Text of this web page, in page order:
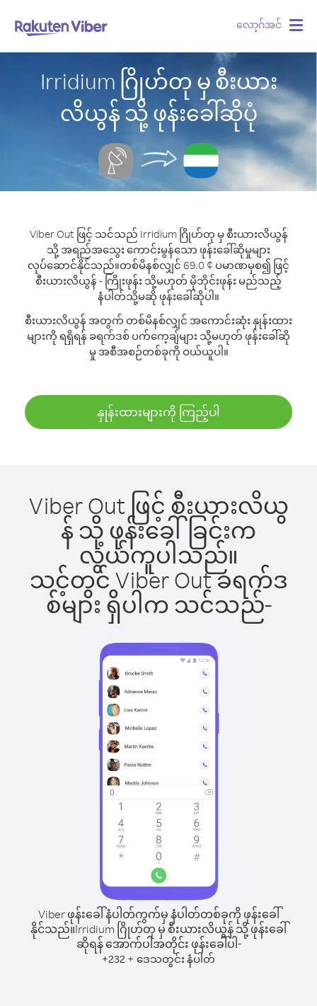
လော့ဂ်အင်
Irridium ဂြိုဟ်တု မှ စီးယား
လိယွန် သို့ ဖုန်းခေါ်ဆိုပုံ
Viber Out ဖြင့် သင်သည် Irridium ဂြိုဟ်တု မှ စီးယားလိယွန်
သို့ အရည်အသွေး ကောင်းမွန်သော ဖုန်းခေါ်ဆိုမှုများ
လုပ်ဆောင်နိုင်သည်။တစ်မိနစ်လျှင် 69.0 ¢ ပမာဏမှစ၍ ဖြင့်
စီးယားလိယွန် - ကြိုးဖုန်း သို့မဟုတ် မိုဘိုင်းဖုန်း မည်သည့်
နံပါတ်သို့မဆို ဖုန်းခေါ်ဆိုပါ။
စီးယားလိယွန် အတွက် တစ်မိနစ်လျှင် အကောင်းဆုံး နှုန်းထား
များကို ရရှိရန် ခရက်ဒစ် ပက်ကေ့ချ်များ သို့မဟုတ် ဖုန်းခေါ်ဆို
မှု အစီအစဉ်တစ်ခုကို ဝယ်ယူပါ။
နှုန်းထားများကို ကြည့်ပါ
Viber Out ဖြင့် စီးယားလိယွ
န် သို့ ဖုန်းခေါ်ခြင်းက
လွယ်ကူပါသည်။
သင့်တွင် Viber Out ခရက်ဒ
စ်များ ရှိပါက သင်သည်-
Viber ဖုန်းခေါ်နံပါတ်ကွက်မှ နံပါတ်တစ်ခုကို ဖုန်းခေါ်
နိုင်သည်။Irridium ဂြိုဟ်တု မှ စီးယားလိယွန် သို့ ဖုန်းခေါ်
ဆိုရန် အောက်ပါအတိုင်း ဖုန်းခေါ်ပါ-
+232 + ဒေသတွင်း နံပါတ်